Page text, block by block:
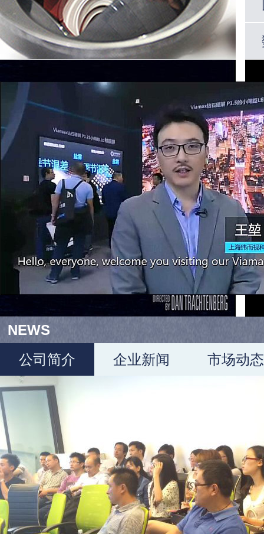
NEWS
公司简介
企业新闻 市场动态